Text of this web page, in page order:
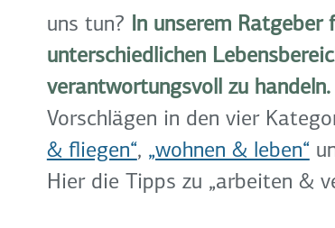
uns tun?
In unserem
unterschiedlichen
verantwortungsvoll zu handeln.
Vorschlägen in den vier
& fliegen“, „wohnen & leben“
Hier die Tipps zu „arbeiten &